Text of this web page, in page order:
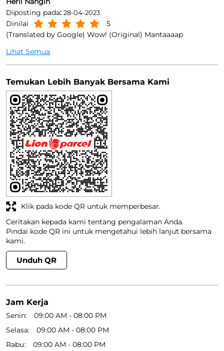
Diposting pada: 28-04-2023
Dinilai
5
(Translated by Google) Wow! (Original) Mantaaaap
Lihat Semua
Temukan Lebih Banyak Bersama Kami
Ceritakan kepada kami tentang pengalaman Anda.
Pindai kode QR ini untuk mengetahui lebih lanjut bersama
kami.
Unduh QR
Klik pada kode QR untuk memperbesar.
Jam Kerja
Senin
09:00 AM - 08:00 PM
Selasa
09:00 AM - 08:00 PM
Rabu
09:00 AM - 08:00 PM